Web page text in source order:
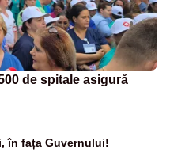
de spitale asigură
în fața Guvernului!